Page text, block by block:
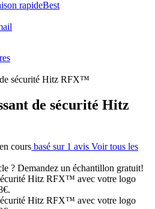
rapideBest
de sécurité Hitz RFX™
de sécurité Hitz
cours basé sur 1 avis Voir tous les
? Demandez un échantillon gratuit!